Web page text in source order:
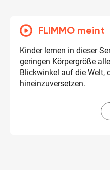
FLIMMO meint
Kinder lernen in dieser
geringen Körpergröße
Blickwinkel auf die Welt,
hineinzuversetzen.